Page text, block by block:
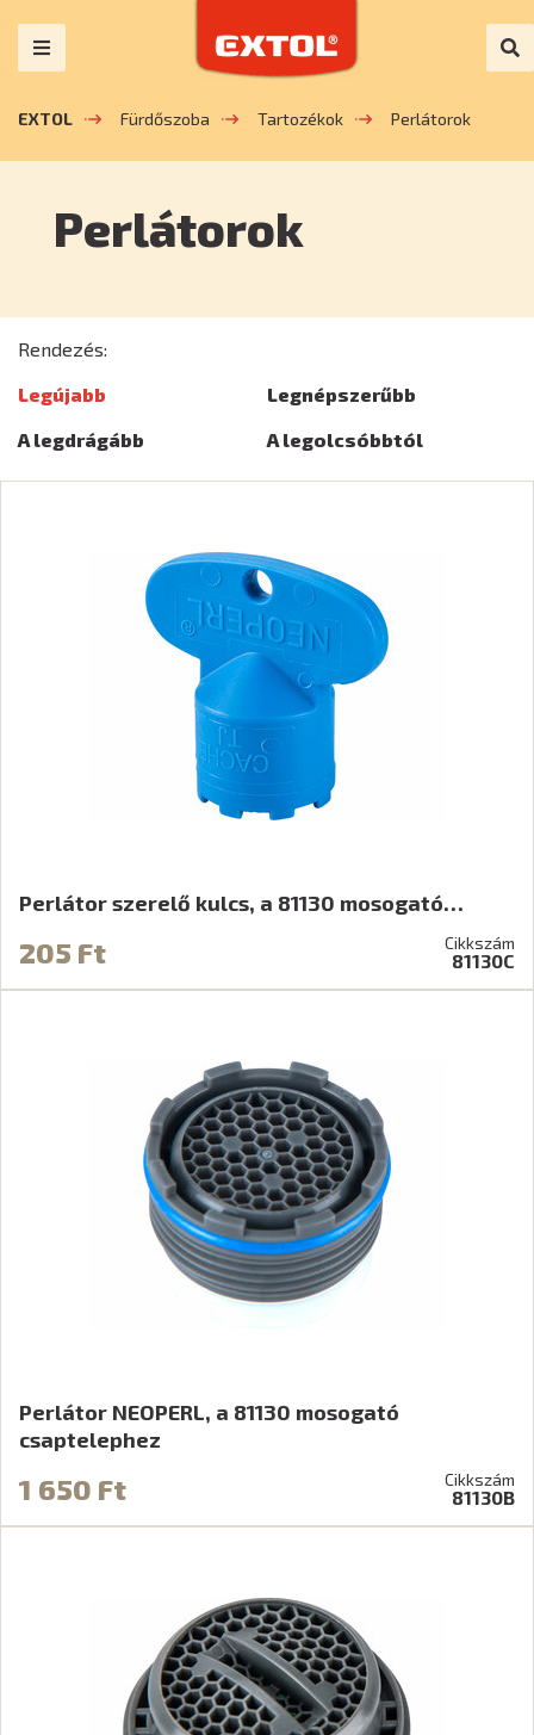
EXTOL Fürdőszoba Tartozékok Perlátorok
Perlátorok
Rendezés:
Legújabb
Legnépszerűbb
A legdrágább
A legolcsóbbtól
Perlátor szerelő kulcs, a 81130 mosogató…
205 Ft Cikkszám
81130C
Perlátor NEOPERL, a 81130 mosogató
csaptelephez
1 650 Ft Cikkszám
81130B